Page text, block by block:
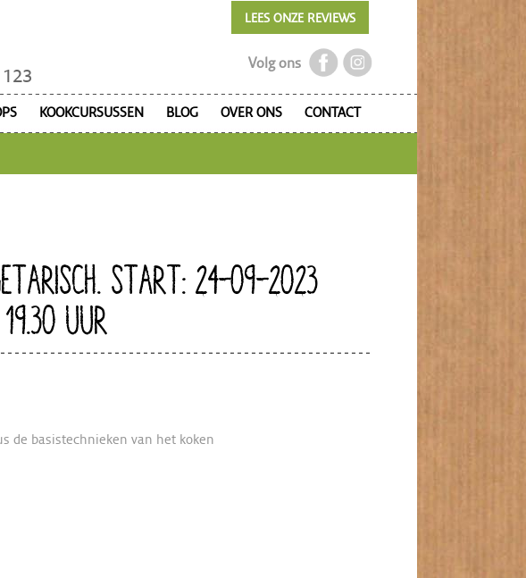
Volg ons
LEES ONZE REVIEWS
KOOKCURSUSSEN BLOG OVER ONS CONTACT
START: 24-09-2023
UUR
de basistechnieken van het koken